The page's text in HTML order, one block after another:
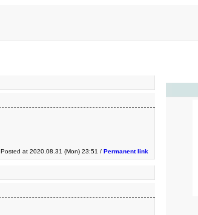
Posted at 2020.08.31 (Mon) 23:51 / Permanent link